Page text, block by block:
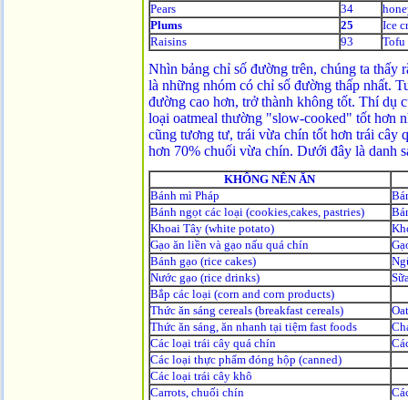
Pears
34
Plums
25
Ice
Raisins
93 Tofu
Nhìn bảng chỉ số đường trên, chúng ta thấy
là những nhóm có chỉ số đường thấp nhất.
đường cao hơn, trở thành không tốt. Thí dụ
loại oatmeal thường "slow-cooked" tốt hơn
cũng tương tư, trái vừa chín tốt hơn trái cây
hơn 70% chuối vừa chín. Dưới đây là danh
KHÔNG NÊN ĂN
Bánh mì Pháp
Bánh ngọt các loại (cookies,cakes, pastries)
Khoai Tây (white potato)
Gạo ăn liền và gạo nấu quá chín
Bánh gạo (rice cakes)
Nước gạo (rice drinks)
Bắp các loại (corn and corn products)
Thức ăn sáng cereals (breakfast cereals)
Thức ăn sáng, ăn nhanh tại tiệm fast foods
Các loại trái cây quá chín
Các loại thực phẩm đóng hộp (canned)
Các loại trái cây khô
Carrots, chuối chín